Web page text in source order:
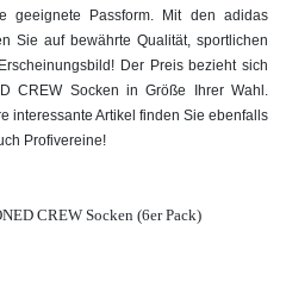
geeignete Passform. Mit den adidas
Sie auf bewährte Qualität, sportlichen
Der Preis bezieht sich
CREW Socken in Größe Ihrer Wahl.
interessante Artikel finden Sie ebenfalls
Profivereine!
CREW Socken (6er Pack)